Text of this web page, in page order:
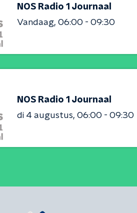
NOS Radio 1 Journaal
Vandaag 06:00 - 09:30
NOS Radio 1 Journaal
di 4 augustus 06:00 - 09:30